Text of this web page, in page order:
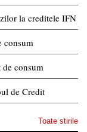
la creditele IFN
consum
consum
de Credit
Toate stirile